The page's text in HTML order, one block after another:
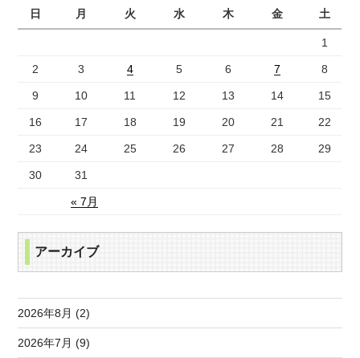
日
月 火 水 木 金 土
« 7月
1
2 3 4 5 6 7 8
9 10 11 12 13 14 15
16 17 18 19 20 21 22
23 24 25 26 27 28 29
30 31
アーカイブ
2026年8月 (2)
2026年7月 (9)